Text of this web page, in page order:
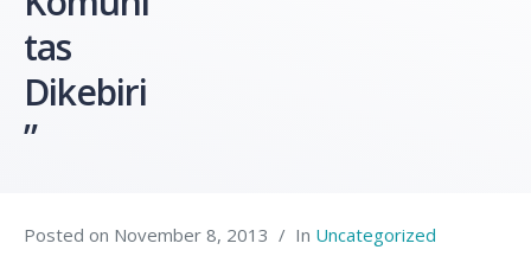
tas
Dikebiri
”
Posted on November 8, 2013 In Uncategorized